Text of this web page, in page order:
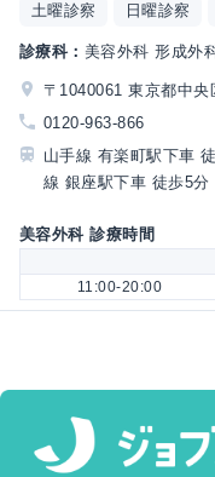
土曜診察 日曜診察
診療科： 美容外科 形成外
〒1040061 東京都中
0120-963-866
山手線 有楽町駅下車
線 銀座駅下車 徒歩5分
美容外科 診療時間
11:00-20:00